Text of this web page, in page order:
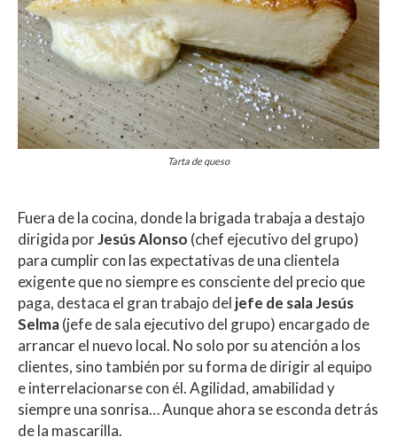
Tarta de queso
Fuera de la cocina, donde la brigada trabaja a destajo
dirigida porJesús Alonso (chef ejecutivo del grupo)
para cumplir con las expectativas de una clientela
exigente que no siempre es consciente del precio que
paga, destaca el gran trabajo del jefe de sala Jesús
Selma(jefe de sala ejecutivo del grupo) encargado de
arrancar el nuevo local. No solo por su atención a los
clientes, sino también por su forma de dirigir al equipo
e interrelacionarse con él. Agilidad, amabilidad y
siempre una sonrisa… Aunque ahora se esconda detrás
de la mascarilla.